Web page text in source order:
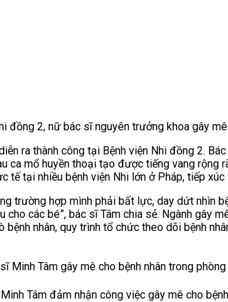
đồng 2, nữ bác sĩ nguyên trưởng khoa gây
ra thành công tại Bệnh viện Nhi đồng 2.
ca mổ huyền thoại tạo được tiếng vang
tế tại nhiều bệnh viện Nhi lớn ở Pháp, tiếp
trường hợp mình phải bất lực, day dứt nhìn
các bé”, bác sĩ Tâm chia sẻ. Ngành gây
nhân, quy trình tổ chức theo dõi bệnh
Tâm đảm nhận công việc gây mê cho